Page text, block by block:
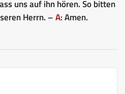
uns auf ihn hören. So bitten
Herrn. –A:Amen.